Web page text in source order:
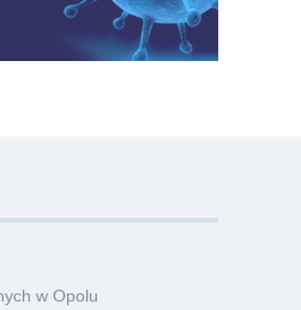
poza schematem –
na profilaktykę
w Opolu